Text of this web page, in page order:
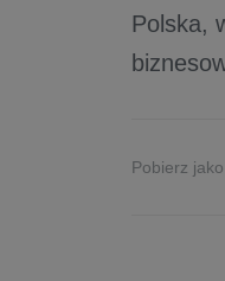
Polska,
Pobierz jako